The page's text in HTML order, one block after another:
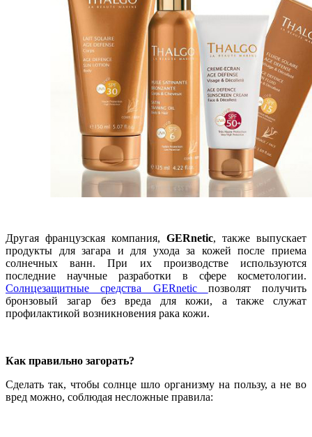
Другая французская компания, GERnetic, также выпускает
продукты для загара и для ухода за кожей после приема
солнечных ванн. При их производстве используются
последние научные разработки в сфере косметологии.
Солнцезащитные средства GERnetic позволят получить
бронзовый загар без вреда для кожи, а также служат
профилактикой возникновения рака кожи.
Как правильно загорать?
Сделать так, чтобы солнце шло организму на пользу, а не во
вред можно, соблюдая несложные правила: